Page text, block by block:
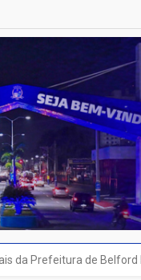
da Prefeitura de Belford